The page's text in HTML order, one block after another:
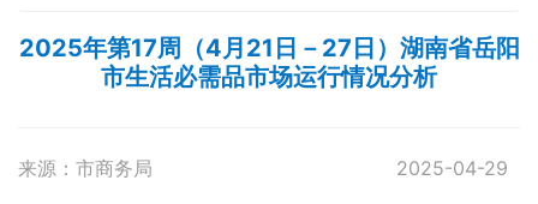
2025年第17周（4月21日－27日）湖南省岳阳
市生活必需品市场运行情况分析
来源：市商务局 2025-04-29